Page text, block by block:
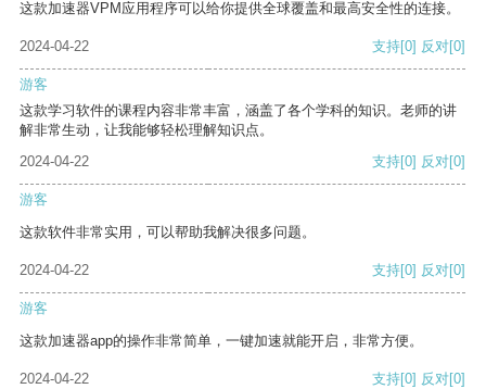
这款加速器VPM应用程序可以给你提供全球覆盖和最高安全性的连接。
2024-04-22 支持[0] 反对[0]
游客
这款学习软件的课程内容非常丰富，涵盖了各个学科的知识。老师的讲
解非常生动，让我能够轻松理解知识点。
2024-04-22
支持[0] 反对[0]
游客
这款软件非常实用，可以帮助我解决很多问题。
2024-04-22 支持[0] 反对[0]
游客
这款加速器app的操作非常简单，一键加速就能开启，非常方便。
2024-04-22 支持[0] 反对[0]